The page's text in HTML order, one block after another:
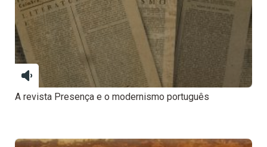
A revista Presença e o modernismo português